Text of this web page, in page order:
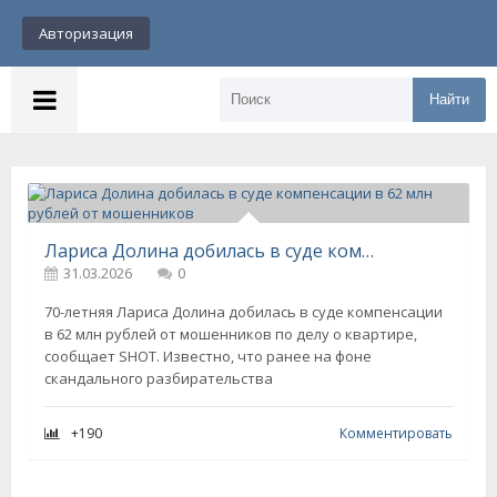
Авторизация
Найти
Лариса Долина добилась в суде компенсации в 62 млн рублей от мошенников
31.03.2026
0
70-летняя Лариса Долина добилась в суде компенсации
в 62 млн рублей от мошенников по делу о квартире,
сообщает SHOT. Известно, что ранее на фоне
скандального разбирательства
+190 Комментировать